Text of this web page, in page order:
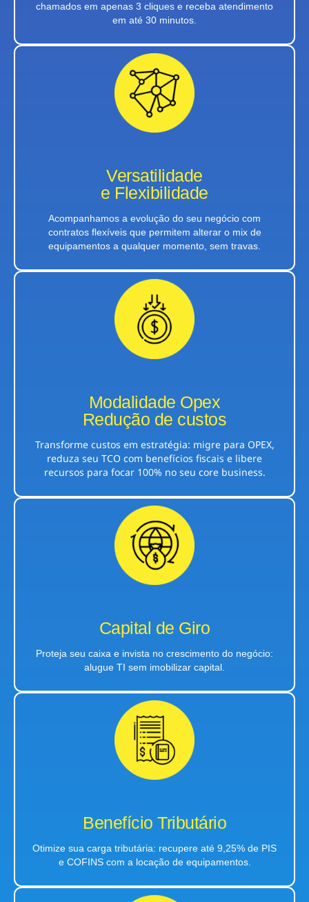
chamados em apenas 3 cliques e receba atendimento
em até 30 minutos.
Versatilidade
e Flexibilidade
Acompanhamos a evolução do seu negócio com
contratos flexíveis que permitem alterar o mix de
equipamentos a qualquer momento, sem travas.
Modalidade Opex
Redução de custos
Transforme custos em estratégia: migre para OPEX,
reduza seu TCO com benefícios fiscais e libere
recursos para focar 100% no seu core business.
Capital de Giro
Proteja seu caixa e invista no crescimento do negócio:
alugue TI sem imobilizar capital.
Benefício Tributário
Otimize sua carga tributária: recupere até 9,25% de PIS
e COFINS com a locação de equipamentos.